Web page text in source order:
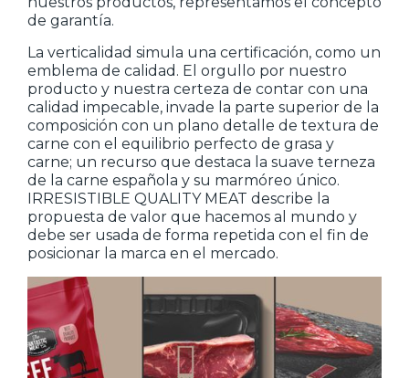
de garantía.
La verticalidad simula una certificación, como un
emblema de calidad. El orgullo por nuestro
producto y nuestra certeza de contar con una
calidad impecable, invade la parte superior de la
composición con un plano detalle de textura de
carne con el equilibrio perfecto de grasa y
carne; un recurso que destaca la suave terneza
de la carne española y su marmóreo único.
IRRESISTIBLE QUALITY MEAT describe la
propuesta de valor que hacemos al mundo y
debe ser usada de forma repetida con el fin de
posicionar la marca en el mercado.